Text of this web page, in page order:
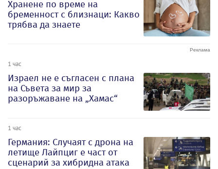
Хранене по време на
бременност с близнаци: Какво
трябва да знаете
1 час
Израел не е съгласен с плана
на Съвета за мир за
разоръжаване на „Хамас“
1 час
Германия: Случаят с дрона на
летище Лайпциг е част от
сценарий за хибридна атака